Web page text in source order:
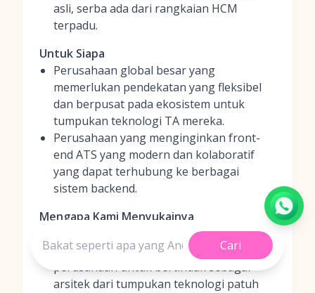
asli, serba ada dari rangkaian HCM
terpadu.
Untuk Siapa
Perusahaan global besar yang
memerlukan pendekatan yang fleksibel
dan berpusat pada ekosistem untuk
tumpukan teknologi TA mereka.
Perusahaan yang menginginkan front-
end ATS yang modern dan kolaboratif
yang dapat terhubung ke berbagai
sistem backend.
Mengapa Kami Menyukainya
Platform ini memperjuangkan filosofi 'OS
Perekrutan', memberdayakan
perusahaan untuk bertindak sebagai
arsitek dari tumpukan teknologi patuh
Cari